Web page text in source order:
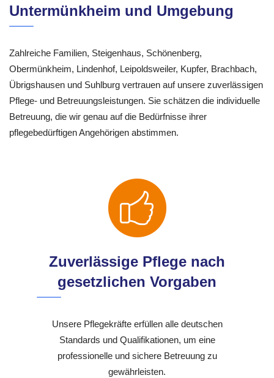
Untermünkheim und Umgebung
Zahlreiche Familien, Steigenhaus, Schönenberg,
Obermünkheim, Lindenhof, Leipoldsweiler, Kupfer, Brachbach,
Übrigshausen und Suhlburg vertrauen auf unsere zuverlässigen
Pflege- und Betreuungsleistungen. Sie schätzen die individuelle
Betreuung, die wir genau auf die Bedürfnisse ihrer
pflegebedürftigen Angehörigen abstimmen.
Zuverlässige Pflege nach
gesetzlichen Vorgaben
Unsere Pflegekräfte erfüllen alle deutschen
Standards und Qualifikationen, um eine
professionelle und sichere Betreuung zu
gewährleisten.